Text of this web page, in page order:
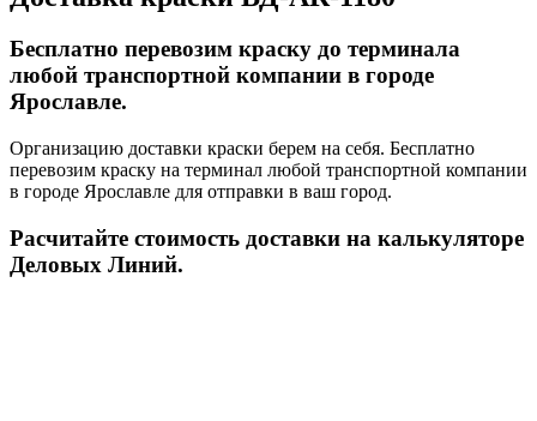
Бесплатно перевозим краску до терминала
любой транспортной компании в городе
Ярославле.
Организацию доставки краски берем на себя. Бесплатно
перевозим краску на терминал любой транспортной компании
в городе Ярославле для отправки в ваш город.
Расчитайте стоимость доставки на калькуляторе
Деловых Линий.